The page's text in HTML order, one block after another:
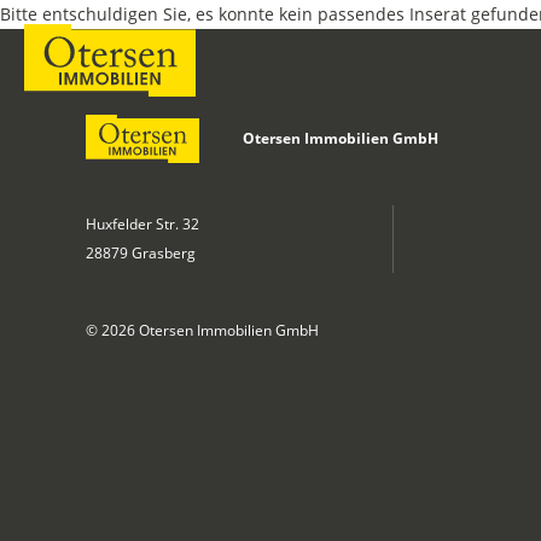
Bitte entschuldigen Sie, es konnte kein passendes Inserat
Otersen Immobilien GmbH
Huxfelder Str. 32
28879 Grasberg
© 2026 Otersen Immobilien GmbH